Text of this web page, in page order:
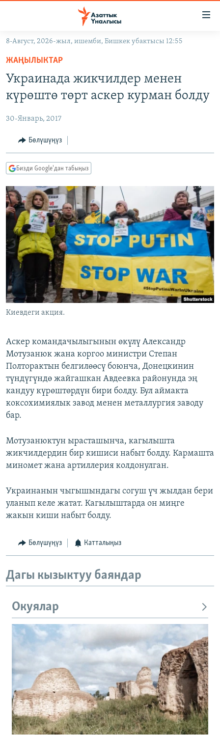
Навигацияга
өтүңүз
Издөөгө
салыңызКЫРГЫЗСТАН
ЭКОНОМИКА
МАДАНИЯТ
ДҮЙНӨ
БОРБОР АЗИЯ
УКРАИНА
АТАЙЫН ИЛИКТӨӨ
ТВ ПРОГРАММАЛАР
ЭКСПЕРТТЕР ТАЛДАЙТ
БИЗ ЖАНА ДҮЙНӨ
ДАНИСТЕ
ЭЖЕ-СИҢДИЛЕР
АЗАТТЫК+
ЫҢГАЙСЫЗ СУРООЛОР
ӨЗГӨЧӨ ПИКИР
Русский
ОНЛАЙН ШЕРИНЕ
ЭЕ/АРнун бардык сайттары
8-Август, 2026-жыл, ишемби, Бишкек убактысы 12:55
ЖАҢЫЛЫКТАР
Украинада жикчилдер менен
күрөштө төрт аскер курман болду
30-Январь, 2017
Бөлүшүңүз
Бизди Google'дан табыңыз
Киевдеги акция.
Аскер командачылыгынын өкүлү Александр
Мотузанюк жана коргоо министри Степан
Полторактын белгилөөсү боюнча, Донецкинин
түндүгүндө жайгашкан Авдеевка районунда эң
кандуу күрөштөрдүн бири болду. Бул аймакта
коксохимиялык завод менен металлургия заводу
бар.
Мотузанюктун ырасташынча, кагылышта
жикчилдердин бир кишиси набыт болду. Кармашта
миномет жана артиллерия колдонулган.
Украинанын чыгышындагы согуш үч жылдан бери
уланып келе жатат. Кагылыштарда он миңге
жакын киши набыт болду.
Бөлүшүңүз Катталыңыз
Дагы кызыктуу баяндар
Окуялар